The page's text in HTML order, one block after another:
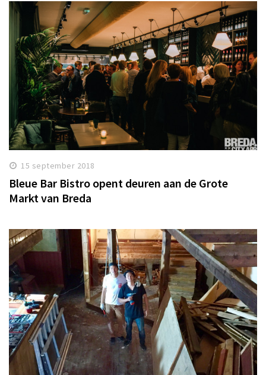
15 september 2018
Bleue Bar Bistro opent deuren aan de Grote
Markt van Breda